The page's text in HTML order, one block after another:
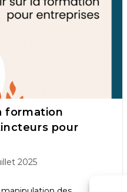
formation
pour
2025